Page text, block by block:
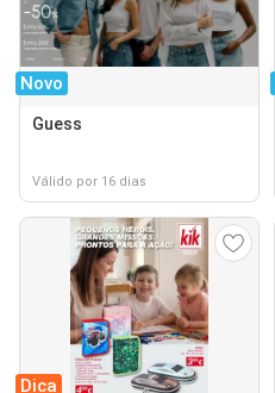
Novo
Guess
Válido por 16 dias
Dica